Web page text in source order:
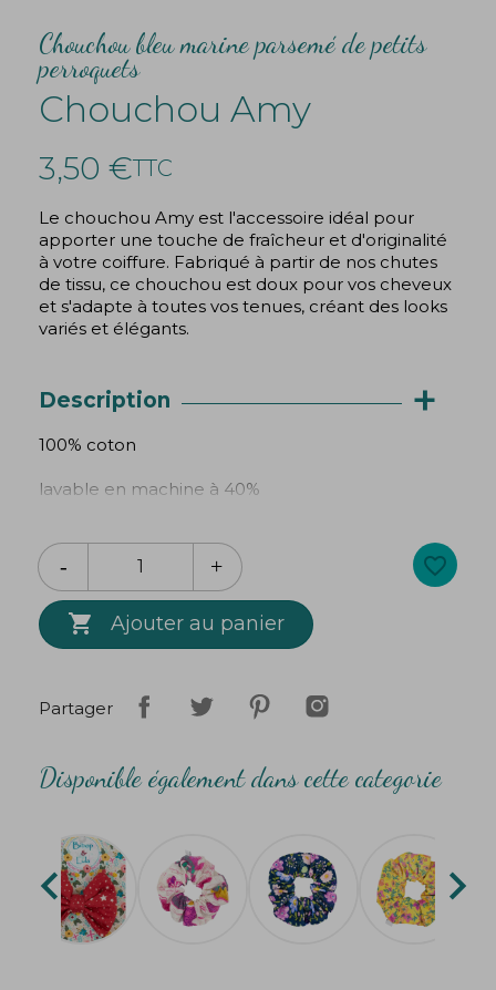
Chouchou bleu marine parsemé de petits
perroquets
Chouchou Amy
3,50 €TTC
Le chouchou Amy est l'accessoire idéal pour
apporter une touche de fraîcheur et d'originalité
à votre coiffure. Fabriqué à partir de nos chutes
de tissu, ce chouchou est doux pour vos cheveux
et s'adapte à toutes vos tenues, créant des looks
variés et élégants.
Description +
100% coton
lavable en machine à 40%
Création Bibop Lula
 Ajouter au panier
favorite_border
Partager
Disponible également dans cette categorie
 